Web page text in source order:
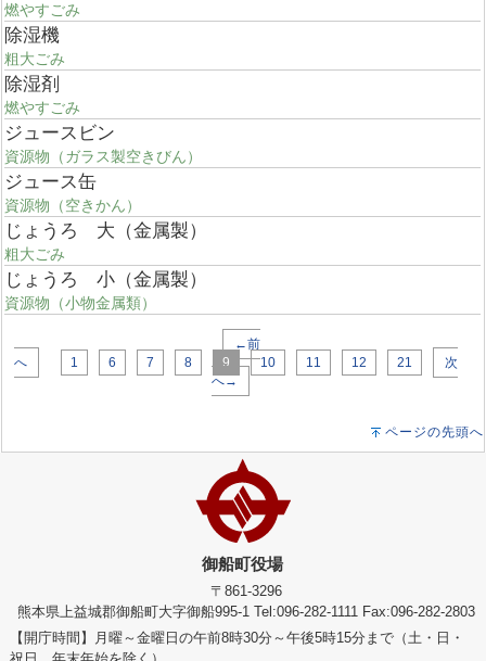
燃やすごみ
除湿機
粗大ごみ
除湿剤
燃やすごみ
ジュースビン
資源物（ガラス製空きびん）
ジュース缶
資源物（空きかん）
じょうろ 大（金属製）
粗大ごみ
じょうろ 小（金属製）
資源物（小物金属類）
←前
へ
1 6 7 8 9 10 11 12 21
次
へ→
ページの先頭へ
御船町役場
〒861-3296
熊本県上益城郡御船町大字御船995-1 Tel:096-282-1111 Fax:096-282-2803
【開庁時間】月曜～金曜日の午前8時30分～午後5時15分まで（土・日・